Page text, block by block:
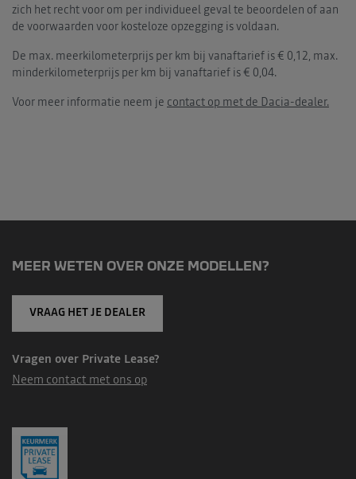
zich het recht voor om per individueel geval te beoordelen of aan
de voorwaarden voor kosteloze opzegging is voldaan.
De max. meerkilometerprijs per km bij vanaftarief is € 0,12, max.
minderkilometerprijs per km bij vanaftarief is € 0,04.
Voor meer informatie neem je contact op met de Dacia-dealer.
MEER WETEN OVER ONZE MODELLEN?
VRAAG HET JE DEALER
Vragen over Private Lease?
Neem contact met ons op